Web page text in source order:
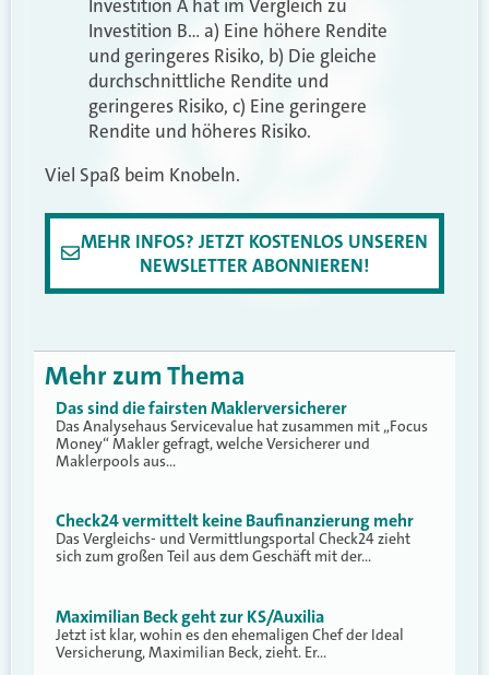
Investition A hat im Vergleich zu
Investition B… a) Eine höhere Rendite
und geringeres Risiko, b) Die gleiche
durchschnittliche Rendite und
geringeres Risiko, c) Eine geringere
Rendite und höheres Risiko.
Viel Spaß beim Knobeln.
MEHR INFOS? JETZT KOSTENLOS UNSEREN
NEWSLETTER ABONNIEREN!
Mehr zum Thema
Das sind die fairsten Maklerversicherer
Das Analysehaus Servicevalue hat zusammen mit „Focus
Money“ Makler gefragt, welche Versicherer und
Maklerpools aus…
Check24 vermittelt keine Baufinanzierung mehr
Das Vergleichs- und Vermittlungsportal Check24 zieht
sich zum großen Teil aus dem Geschäft mit der…
Maximilian Beck geht zur KS/Auxilia
Jetzt ist klar, wohin es den ehemaligen Chef der Ideal
Versicherung, Maximilian Beck, zieht. Er…